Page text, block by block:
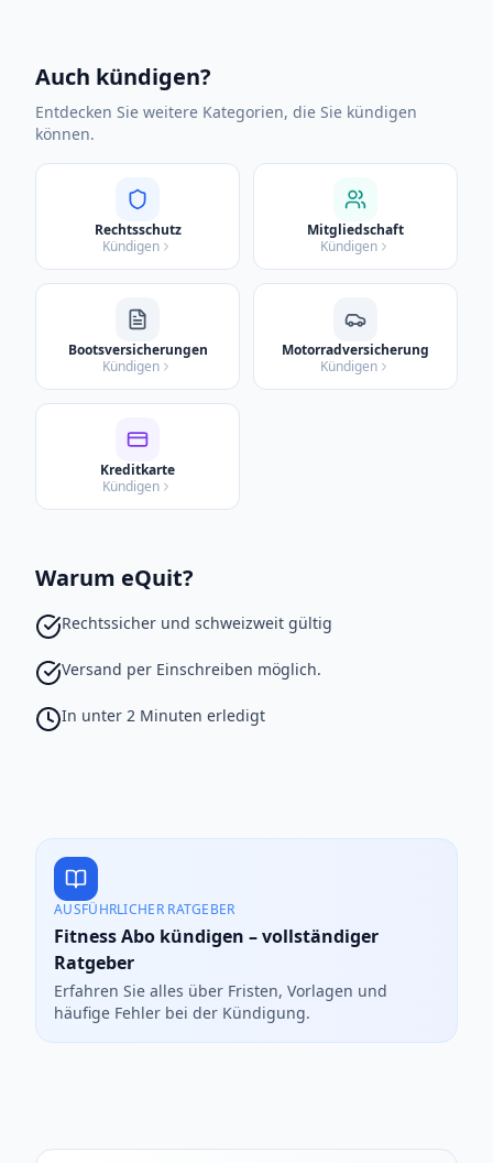
Auch kündigen?
Entdecken Sie weitere Kategorien, die Sie kündigen
können.
Rechtsschutz
Kündigen
Mitgliedschaft
Kündigen
Bootsversicherungen
Kündigen
Motorradversicherung
Kündigen
Kreditkarte
Kündigen
Warum eQuit?
Rechtssicher und schweizweit gültig
Versand per Einschreiben möglich.
In unter 2 Minuten erledigt
AUSFÜHRLICHER RATGEBER
Fitness Abo kündigen – vollständiger
Ratgeber
Erfahren Sie alles über Fristen, Vorlagen und
häufige Fehler bei der Kündigung.